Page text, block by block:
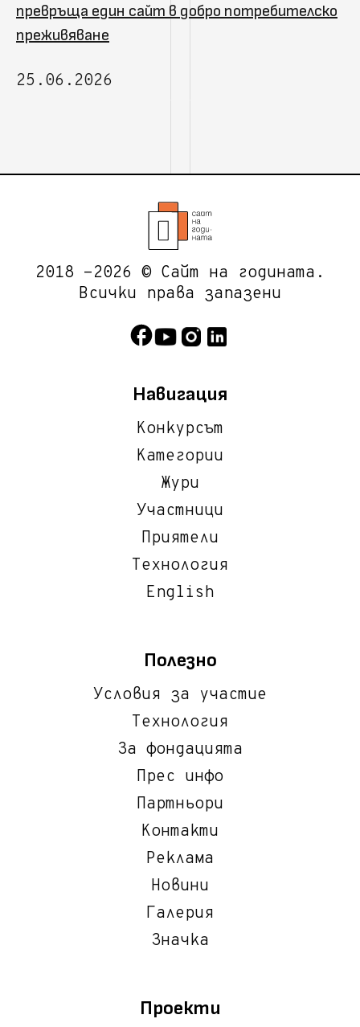
превръща един сайт в добро потребителско
преживяване
25.06.2026
2018 -2026 © Сайт на годината.
Всички права запазени
Навигация
Конкурсът
Категории
Жури
Участници
Приятели
Технология
English
Полезно
Условия за участие
Технология
За фондацията
Прес инфо
Партньори
Контакти
Реклама
Новини
Галерия
Значка
Проекти